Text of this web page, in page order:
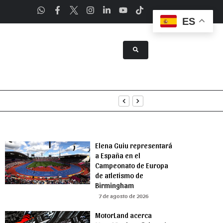
Elena Guiu representará
a España en el
Campeonato de Europa
de atletismo de
Birmingham
7 de agosto de 2026
MotorLand acerca
ES